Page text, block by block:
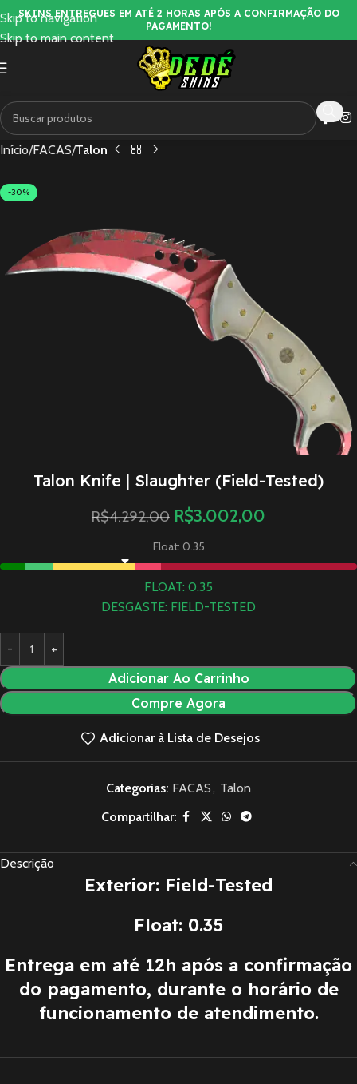
Skip to navigation
Skip to main content
SKINS ENTREGUES EM ATÉ 2 HORAS APÓS A CONFIRMAÇÃO DO
PAGAMENTO!
Início FACAS Talon
-30%
Talon Knife | Slaughter (Field-Tested)
R$4.292,00 R$3.002,00
Float: 0.35
FLOAT: 0.35
DESGASTE: FIELD-TESTED
Adicionar Ao Carrinho
Compre Agora
Adicionar à Lista de Desejos
Categorias: FACAS, Talon
Compartilhar:
Descrição
Exterior: Field-Tested
Float: 0.35
Entrega em até 12h após a confirmação
do pagamento, durante o horário de
funcionamento de atendimento.